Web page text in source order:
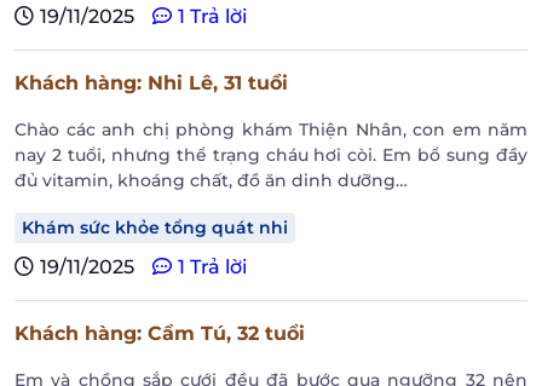
19/11/2025 1 Trả lời
Khách hàng: Nhi Lê, 31 tuổi
Chào các anh chị phòng khám Thiện Nhân, con em năm
nay 2 tuổi, nhưng thể trạng cháu hơi còi. Em bổ sung đầy
đủ vitamin, khoáng chất, đồ ăn dinh dưỡng…
Khám sức khỏe tổng quát nhi
19/11/2025 1 Trả lời
Khách hàng: Cẩm Tú, 32 tuổi
Em và chồng sắp cưới đều đã bước qua ngưỡng 32 nên